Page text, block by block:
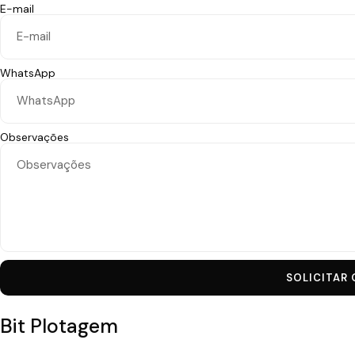
E-mail
WhatsApp
Observações
SOLICITAR
Bit Plotagem